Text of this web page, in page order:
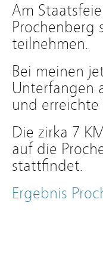
Am
Prochenberg
teilnehmen.
Bei meinen
Unterfangen
und
Die zirka 7
auf die
stattfindet.
Ergebnis